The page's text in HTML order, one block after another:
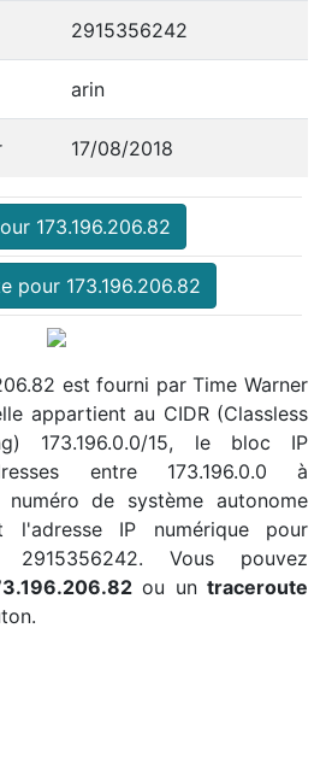
2915356242
arin
17/08/2018
173.196.206.82
pour 173.196.206.82
est fourni par Time Warner
appartient au CIDR (Classless
173.196.0.0/15, le bloc IP
entre 173.196.0.0 à
numéro de système autonome
IP numérique pour
2915356242. Vous pouvez
ou un traceroute